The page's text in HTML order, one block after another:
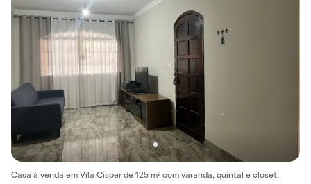
Casa à venda em Vila Cisper de 125 m² com varanda, quintal e closet.